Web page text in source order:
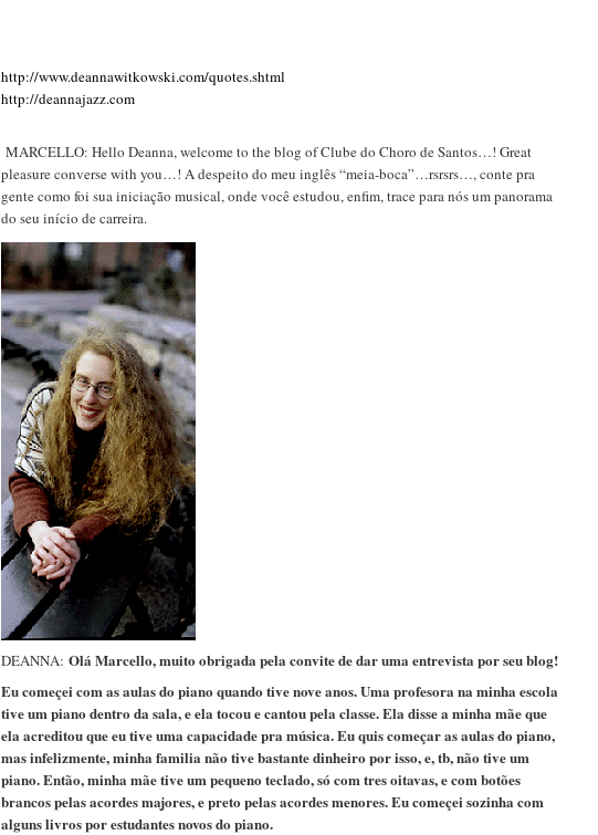
http://www.deannawitkowski.com/quotes.shtml
http://deannajazz.com
MARCELLO: Hello Deanna, welcome to the blog of Clube do Choro de Santos…! Great
pleasure converse with you…! A despeito do meu inglês “meia-boca”…rsrsrs…, conte pra
gente como foi sua iniciação musical, onde você estudou, enfim, trace para nós um panorama
do seu início de carreira.
DEANNA: Olá Marcello, muito obrigada pela convite de dar uma entrevista por seu blog!
Eu começei com as aulas do piano quando tive nove anos. Uma profesora na minha escola
tive um piano dentro da sala, e ela tocou e cantou pela classe. Ela disse a minha mãe que
ela acreditou que eu tive uma capacidade pra música. Eu quis começar as aulas do piano,
mas infelizmente, minha familia não tive bastante dinheiro por isso, e, tb, não tive um
piano. Então, minha mãe tive um pequeno teclado, só com tres oitavas, e com botões
brancos pelas acordes majores, e preto pelas acordes menores. Eu começei sozinha com
alguns livros por estudantes novos do piano.